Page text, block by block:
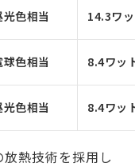
光色相当 14.3ワ
球色相当 8.4ワッ
光色相当 8.4ワッ
熱技術を採用し